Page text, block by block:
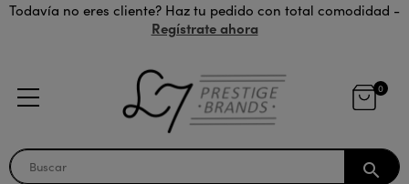
Todavía no eres cliente? Haz tu pedido con total comodidad -
Regístrate ahora
0
search